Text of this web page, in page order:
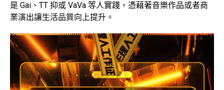
是 Gai、TT 抑或 VaVa 等人實踐，憑藉著音樂作品或者商
業演出讓生活品質向上提升。